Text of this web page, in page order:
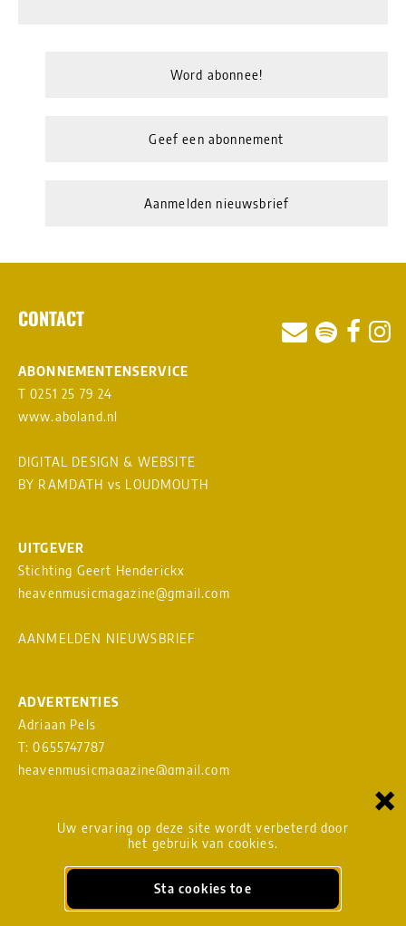
Uw ervaring op deze site wordt verbeterd door
het gebruik van cookies.
Sta cookies toe
×
Word abonnee!
Geef een abonnement
Aanmelden nieuwsbrief
CONTACT
ABONNEMENTENSERVICE
T 0251 25 79 24
www.aboland.nl
DIGITAL DESIGN & WEBSITE
BY RAMDATH vs LOUDMOUTH
UITGEVER
Stichting Geert Henderickx
heavenmusicmagazine@gmail.com
AANMELDEN NIEUWSBRIEF
ADVERTENTIES
Adriaan Pels
T: 0655747787
heavenmusicmagazine@gmail.com